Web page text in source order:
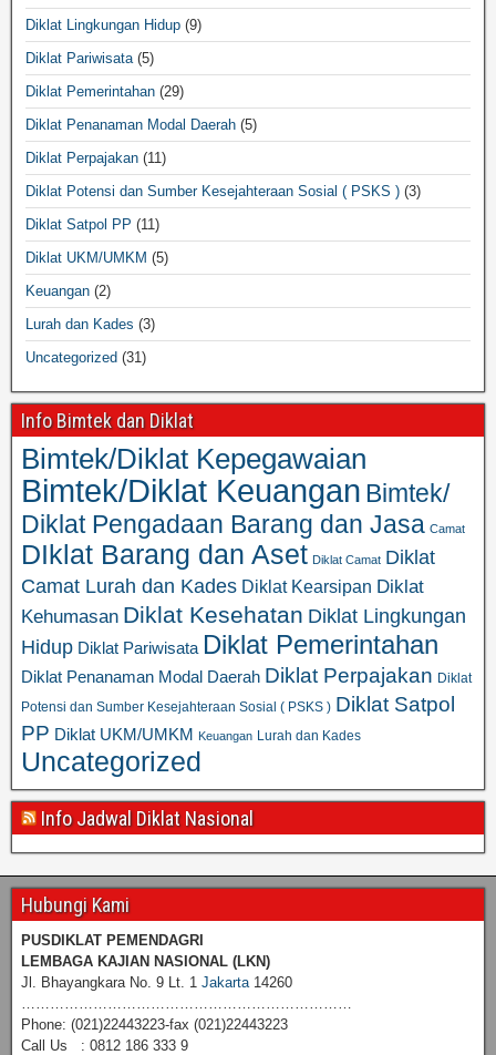
Diklat Lingkungan Hidup (9)
Diklat Pariwisata(5)
Diklat Pemerintahan (29)
Diklat Penanaman Modal Daerah (5)
Diklat Perpajakan (11)
Diklat Potensi dan Sumber Kesejahteraan Sosial ( PSKS ) (3)
Diklat Satpol PP (11)
Diklat UKM/UMKM (5)
Keuangan (2)
Lurah dan Kades (3)
Uncategorized (31)
Info Bimtek dan Diklat
Bimtek/Diklat Kepegawaian
Bimtek/Diklat Keuangan Bimtek/
Diklat Pengadaan Barang dan Jasa Camat
DIklat Barang dan Aset Diklat Camat Diklat
Camat Lurah dan Kades Diklat Kearsipan Diklat
Kehumasan Diklat Kesehatan Diklat Lingkungan
Hidup Diklat Pariwisata Diklat Pemerintahan
Diklat Penanaman Modal Daerah Diklat Perpajakan Diklat
Potensi dan Sumber Kesejahteraan Sosial ( PSKS ) Diklat Satpol
PP Diklat UKM/UMKM Keuangan Lurah dan Kades
Uncategorized
Info Jadwal Diklat Nasional
Hubungi Kami
PUSDIKLAT PEMENDAGRI
LEMBAGA KAJIAN NASIONAL (LKN)
Jl. Bhayangkara No. 9 Lt. 1 Jakarta14260
……………………………………………………………
Phone: (021)22443223-fax (021)22443223
Call Us : 0812 186 333 9